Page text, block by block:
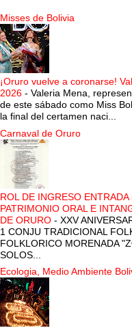
Misses de Bolivia
¡Oruro vuelve a coronarse!
2026 - Valeria Mena,
de este sábado como Miss
la final del certamen naci...
Carnaval de Oruro
ROL DE INGRESO ENTRADA
PATRIMONIO ORAL E
DE ORURO - XXV
1 CONJU TRADICIONAL
FOLKLORICO MORENADA
SOLOS...
Ecologia, Medio Ambiente